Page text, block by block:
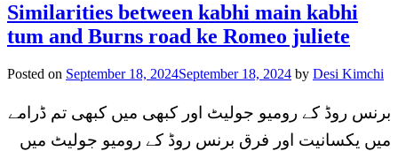
Similarities between kabhi main kabhi
tum and Burns road ke Romeo juliete
Posted on September 18, 2024September 18, 2024 by Desi Kimchi
برنس روڈ کے رومیو جولیٹ اور کبھی میں کبھی تم ڈرامے
میں یکسانیت اور فرق برنس روڈ کے رومیو جولیٹ میں